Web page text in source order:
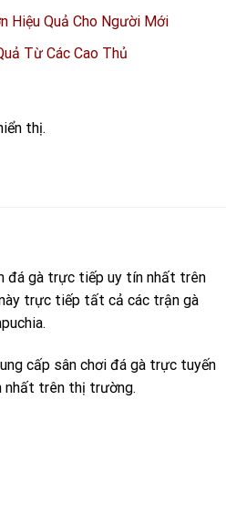
Hiệu Quả Cho Người Mới
Từ Các Cao Thủ
thị.
đá gà trực tiếp uy tín nhất trên
trực tiếp tất cả các trận gà
cấp sân chơi đá gà trực tuyến
nhất trên thị trường.